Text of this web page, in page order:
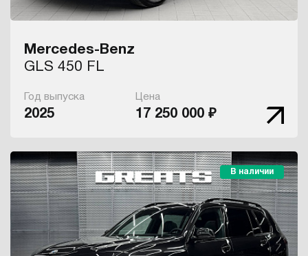
Mercedes-Benz
GLS 450 FL
Год выпуска
2025
Цена
17 250 000 ₽
В наличии